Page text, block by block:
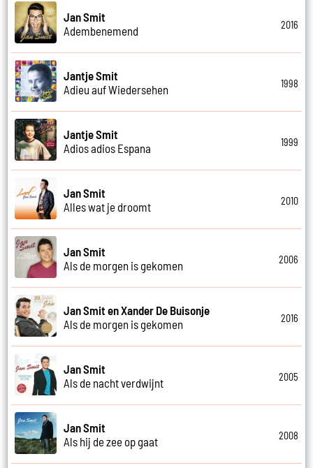
Jan Smit
Adembenemend
2016
Jantje Smit
Adieu auf Wiedersehen
1998
Jantje Smit
Adios adios Espana
1999
Jan Smit
Alles wat je droomt
2010
Jan Smit
Als de morgen is gekomen
2006
Jan Smit en Xander De Buisonje
Als de morgen is gekomen
2016
Jan Smit
Als de nacht verdwijnt
2005
Jan Smit
Als hij de zee op gaat
2008